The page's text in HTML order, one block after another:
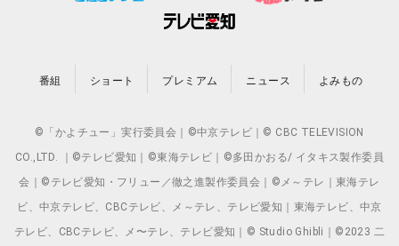
番組 ショート プレミアム ニュース よみもの
©「かよチュー」実行委員会｜©中京テレビ｜© CBC TELEVISION
CO.,LTD. ｜©テレビ愛知｜©東海テレビ｜©多田かおる/ イタキス製作委員
会｜©テレビ愛知・フリュー／徹之進製作委員会｜©メ～テレ｜東海テレ
ビ、中京テレビ、CBCテレビ、メ～テレ、テレビ愛知｜東海テレビ、中京
テレビ、CBCテレビ、メ〜テレ、テレビ愛知｜© Studio Ghibli｜©2023 二